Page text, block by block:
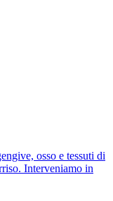
osso e tessuti di
Interveniamo in